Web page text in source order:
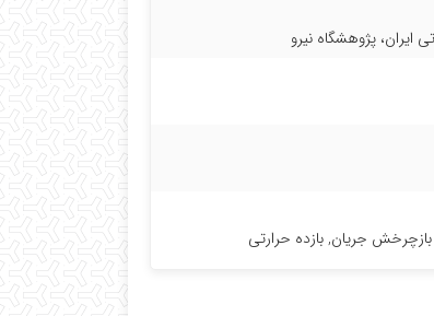
پژوهشگاه نیرو
جریان, بازده حرارتی